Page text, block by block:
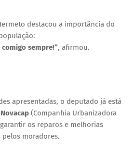
destacou a importância do
sempre!”, afirmou.
apresentadas, o deputado já está
Novacap (Companhia Urbanizadora
os reparos e melhorias
moradores.